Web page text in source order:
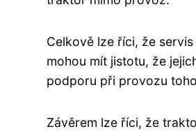
Celkově lze říci, že
mohou mít jistotu, že
podporu při provozu
Závěrem lze říci, že